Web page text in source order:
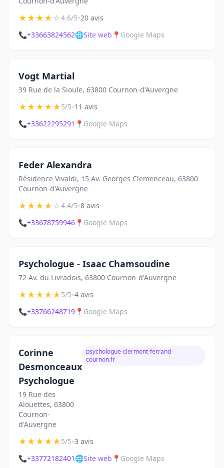
★★★★☆4.6/5•20 avis
📞+33663824562🌐Site web 📍 Google Maps
Vogt Martial
39 Rue de la Sioule, 63800 Cournon-d'Auvergne
★★★★★5/5•11 avis
📞+33622295291 📍 Google Maps
Feder Alexandra
Résidence Vivaldi, 15 Av. Georges Clemenceau, 63800
Cournon-d'Auvergne
★★★★☆4.4/5•8 avis
📞+33678759946 📍 Google Maps
Psychologue - Isaac Chamsoudine
72 Av. du Livradois, 63800 Cournon-d'Auvergne
★★★★★5/5•4 avis
📞+33766248719 📍 Google Maps
Corinne
Desmonceaux
Psychologue
19 Rue des
Alouettes, 63800
Cournon-
d'Auvergne
psychologue-clermont-ferrand-
cournon.fr
★★★★★5/5•3 avis
📞+33772182401 🌐Site web 📍 Google Maps